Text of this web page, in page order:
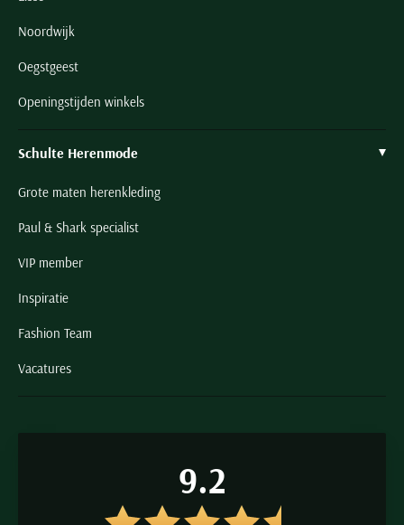
Noordwijk
Oegstgeest
Openingstijden winkels
Schulte Herenmode
Grote maten herenkleding
Paul & Shark specialist
VIP member
Inspiratie
Fashion Team
Vacatures
9.2